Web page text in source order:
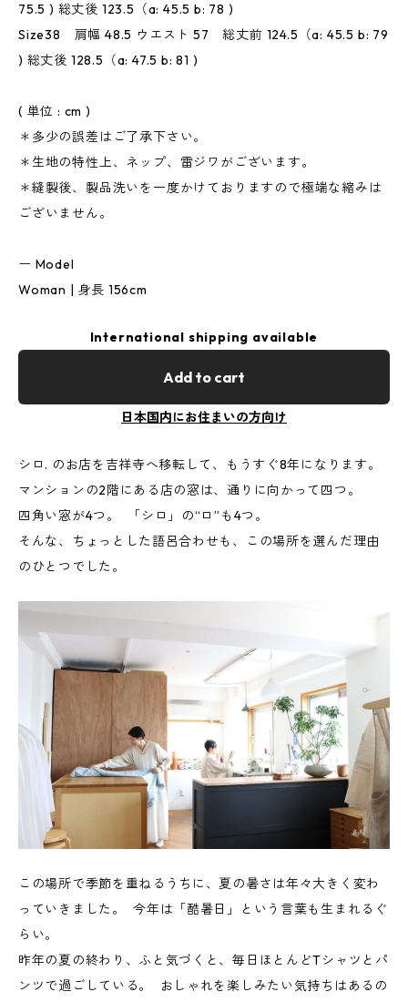
75.5 ) 総丈後 123.5（a: 45.5 b: 78 )
Size38 肩幅 48.5 ウエスト 57 総丈前 124.5（a: 45.5 b: 79
) 総丈後 128.5（a: 47.5 b: 81 )
( 単位 : cm )
＊多少の誤差はご了承下さい。
＊生地の特性上、ネップ、雷ジワがございます。
＊縫製後、製品洗いを一度かけておりますので極端な縮みは
ございません。
ー Model
Woman | 身長 156cm
International shipping available
Add to cart
日本国内にお住まいの方向け
シロ. のお店を吉祥寺へ移転して、もうすぐ8年になります。
マンションの2階にある店の窓は、通りに向かって四つ。
四角い窓が4つ。 「シロ」の“ロ”も4つ。
そんな、ちょっとした語呂合わせも、この場所を選んだ理由
のひとつでした。
この場所で季節を重ねるうちに、夏の暑さは年々大きく変わ
っていきました。 今年は「酷暑日」という言葉も生まれるぐ
らい。
昨年の夏の終わり、ふと気づくと、毎日ほとんどTシャツとパ
ンツで過ごしている。 おしゃれを楽しみたい気持ちはあるの